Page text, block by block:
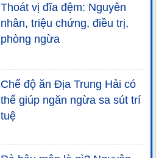
Thoát vị đĩa đệm: Nguyên
nhân, triệu chứng, điều trị,
phòng ngừa
Chế độ ăn Địa Trung Hải có
thể giúp ngăn ngừa sa sút trí
tuệ